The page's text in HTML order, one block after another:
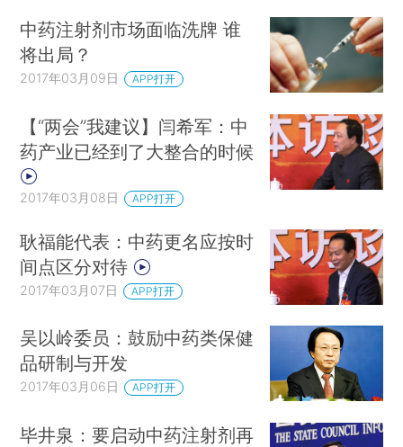
中药注射剂市场面临洗牌 谁
将出局？
2017年03月09日 APP打开
【“两会”我建议】闫希军：中
药产业已经到了大整合的时候
2017年03月08日 APP打开
耿福能代表：中药更名应按时
间点区分对待
2017年03月07日 APP打开
吴以岭委员：鼓励中药类保健
品研制与开发
2017年03月06日 APP打开
毕井泉：要启动中药注射剂再